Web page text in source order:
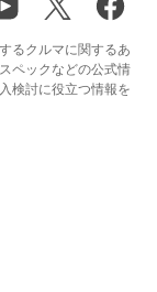
るクルマに関するあ
ペックなどの公式情
検討に役立つ情報を